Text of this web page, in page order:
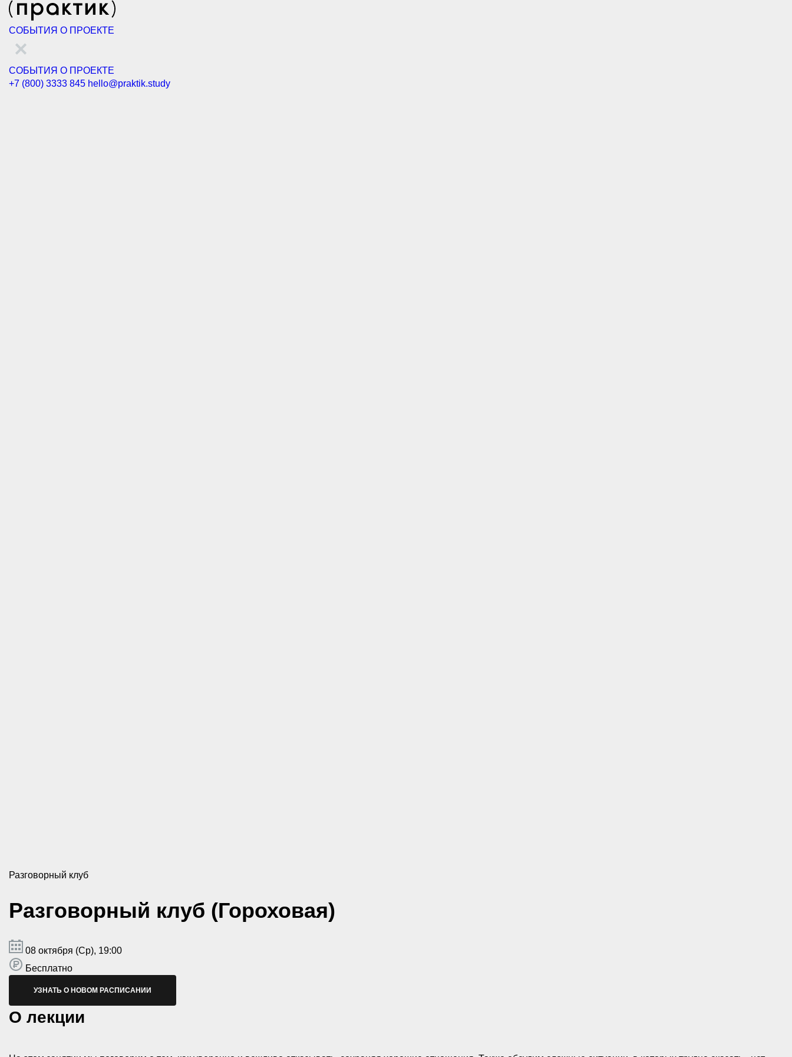
СОБЫТИЯ О ПРОЕКТЕ
СОБЫТИЯ О ПРОЕКТЕ
+7 (800) 3333 845 hello@praktik.study
Разговорный клуб
Разговорный клуб (Гороховая)
08 октября (Ср), 19:00
Бесплатно
УЗНАТЬ О НОВОМ РАСПИСАНИИ
О лекции